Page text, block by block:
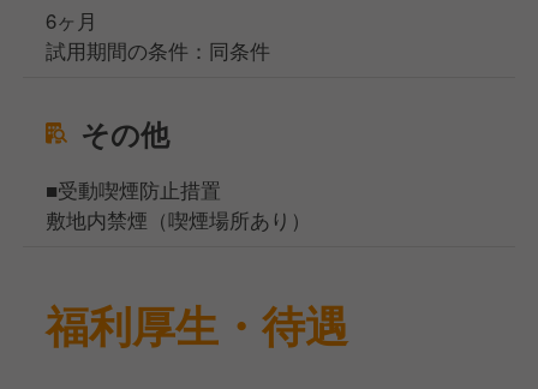
6ヶ月
試用期間の条件：同条件
その他
■受動喫煙防止措置
敷地内禁煙（喫煙場所あり）
福利厚生・待遇